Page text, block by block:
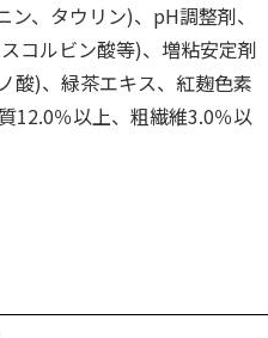
、タウリン)、pH調整剤、
コルビン酸等)、増粘安定剤
酸)、緑茶エキス、紅麹色素
12.0％以上、粗繊維3.0％以